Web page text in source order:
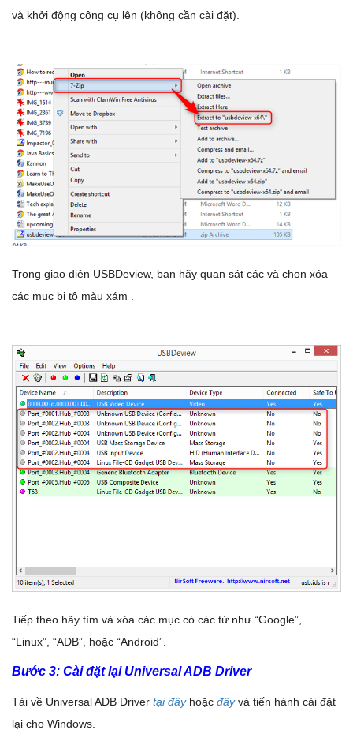
và khởi động công cụ lên (không cần cài đặt).
Trong giao diện USBDeview, bạn hãy quan sát các và chọn xóa
các mục bị tô màu xám .
Tiếp theo hãy tìm và xóa các mục có các từ như “Google”,
“Linux”, “ADB”, hoặc “Android”.
Bước 3: Cài đặt lại Universal ADB Driver
Tải về Universal ADB Driver tại đâyhoặc đâyvà tiến hành cài đặt
lại cho Windows.